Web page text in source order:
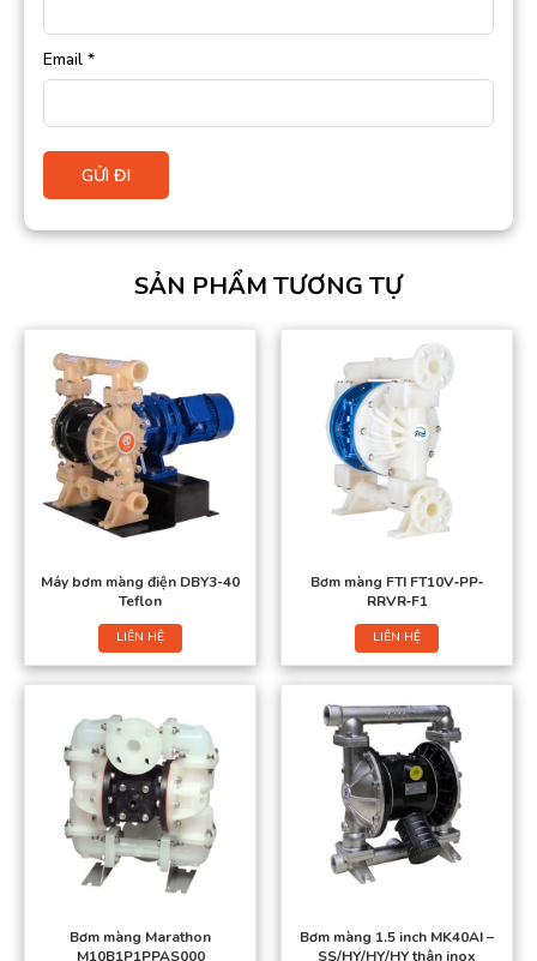
Email *
SẢN PHẨM TƯƠNG TỰ
Máy bơm màng điện DBY3-40
Teflon
LIÊN HỆ
Bơm màng FTI FT10V‐PP‐
RRVR‐F1
LIÊN HỆ
Bơm màng Marathon
M10B1P1PPAS000
Bơm màng 1.5 inch MK40AI –
SS/HY/HY/HY thân inox